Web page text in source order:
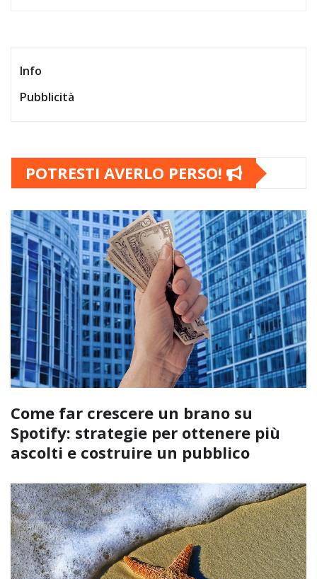
Info
Pubblicità
POTRESTI AVERLO PERSO!
Come far crescere un brano su
Spotify: strategie per ottenere più
ascolti e costruire un pubblico